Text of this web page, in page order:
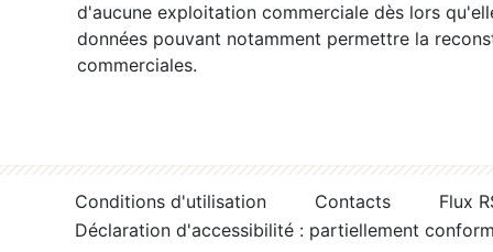
d'aucune exploitation commerciale dès lors
données pouvant notamment permettre la
commerciales.
Conditions d'utilisation Contacts
Flux
Déclaration d'accessibilité : partiellement